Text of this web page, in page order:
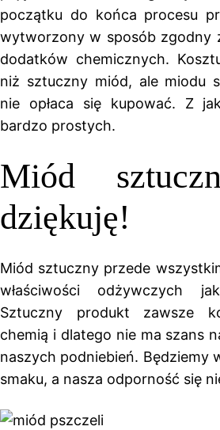
początku do końca procesu
wytworzony w sposób zgodny
dodatków chemicznych.
niż sztuczny miód, ale miodu
nie opłaca się kupować. Z
bardzo prostych.
Miód
dziękuję!
Miód sztuczny przede
właściwości odżywczych
Sztuczny produkt zawsze
chemią i dlatego nie ma szans
naszych podniebień. Będziemy
smaku, a nasza odporność się